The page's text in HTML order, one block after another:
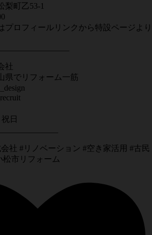
梨町乙53-1
プロフィールリンクから特設ページより
社
県でリフォーム一筋
日
社 #リノベーション #空き家活用 #古民
松市リフォーム